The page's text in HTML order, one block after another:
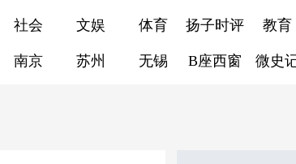
社会 文娱 体育 扬子时评 教育
南京 苏州 无锡 B座西窗 微史